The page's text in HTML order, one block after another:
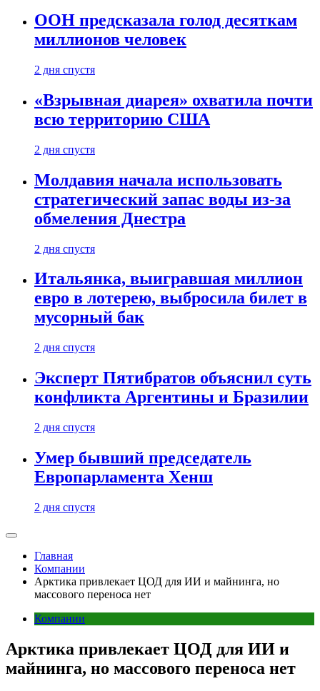
ООН предсказала голод десяткам
миллионов человек
2 дня спустя
«Взрывная диарея» охватила почти
всю территорию США
2 дня спустя
Молдавия начала использовать
стратегический запас воды из-за
обмеления Днестра
2 дня спустя
Итальянка, выигравшая миллион
евро в лотерею, выбросила билет в
мусорный бак
2 дня спустя
Эксперт Пятибратов объяснил суть
конфликта Аргентины и Бразилии
2 дня спустя
Умер бывший председатель
Европарламента Хенш
2 дня спустя
Главная
Компании
Арктика привлекает ЦОД для ИИ и майнинга, но
массового переноса нет
Компании
Арктика привлекает ЦОД для ИИ и
майнинга, но массового переноса нет